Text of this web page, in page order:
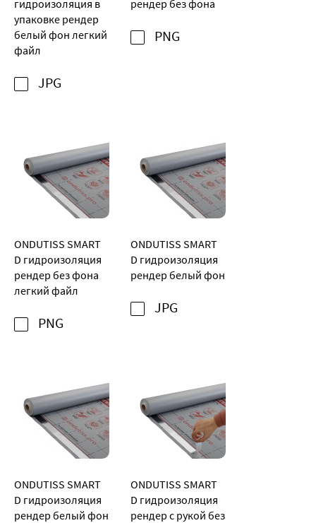
гидроизоляция в
упаковке рендер
белый фон легкий
файл
JPG
рендер без фона
PNG
ONDUTISS SMART
D гидроизоляция
рендер без фона
легкий файл
PNG
ONDUTISS SMART
D гидроизоляция
рендер белый фон
JPG
ONDUTISS SMART
D гидроизоляция
рендер белый фон
ONDUTISS SMART
D гидроизоляция
рендер с рукой без